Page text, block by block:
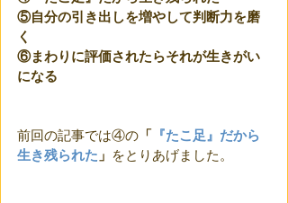
⑤自分の引き出しを増やして判断力を磨
く
⑥まわりに評価されたらそれが生きがい
になる
前回の記事では④の 「 『たこ足』だから
生き残られた 」 をとりあげました。